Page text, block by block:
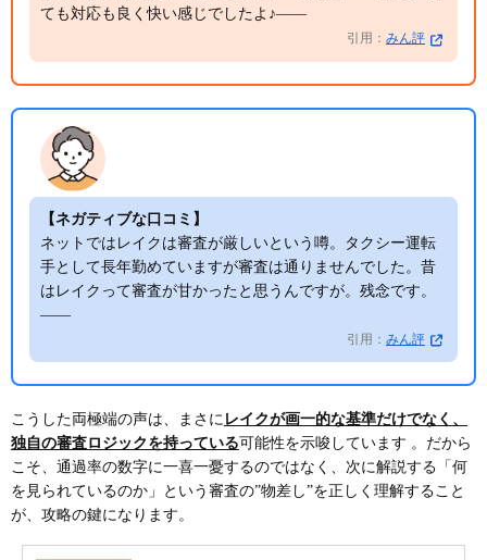
ても対応も良く快い感じでしたよ♪――
引用： みん評
【ネガティブな口コミ】
ネットではレイクは審査が厳しいという噂。タクシー運転
手として長年勤めていますが審査は通りませんでした。昔
はレイクって審査が甘かったと思うんですが。残念です。
――
引用： みん評
こうした両極端の声は、まさに レイクが画一的な基準だけでなく、
独自の審査ロジックを持っている可能性を示唆しています 。だから
こそ、通過率の数字に一喜一憂するのではなく、次に解説する「何
を見られているのか」という審査の”物差し”を正しく理解すること
が、攻略の鍵になります。